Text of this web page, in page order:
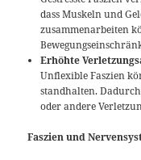
dass Muskeln und
zusammenarbeiten
Erhöhte
Unflexible Faszien
standhalten.
oder andere
Faszien und